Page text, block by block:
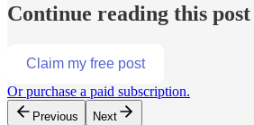
Continue reading this
Claim my free post
Or purchase a paid subscription.
Previous Next